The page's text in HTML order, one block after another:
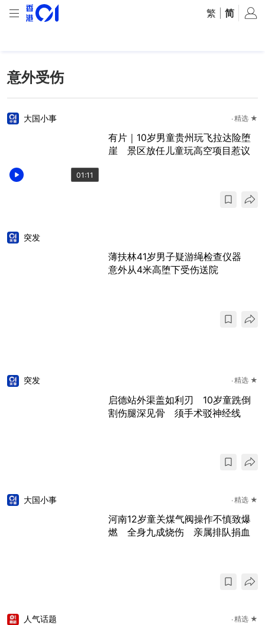
繁 简
意外受伤
01:11
大国小事 精选 ★
有片｜10岁男童贵州玩飞拉达险堕
崖 景区放任儿童玩高空项目惹议
突发
薄扶林41岁男子疑游绳检查仪器
意外从4米高堕下受伤送院
突发 精选 ★
启德站外渠盖如利刃 10岁童跣倒
割伤腿深见骨 须手术驳神经线
大国小事 精选 ★
河南12岁童关煤气阀操作不慎致爆
燃 全身九成烧伤 亲属排队捐血
人气话题 精选 ★